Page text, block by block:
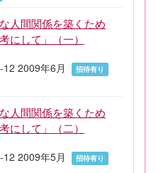
人間関係を築くため
にして」（一）
12 2009年6月
招待有り
人間関係を築くため
にして」（二）
12 2009年5月
招待有り